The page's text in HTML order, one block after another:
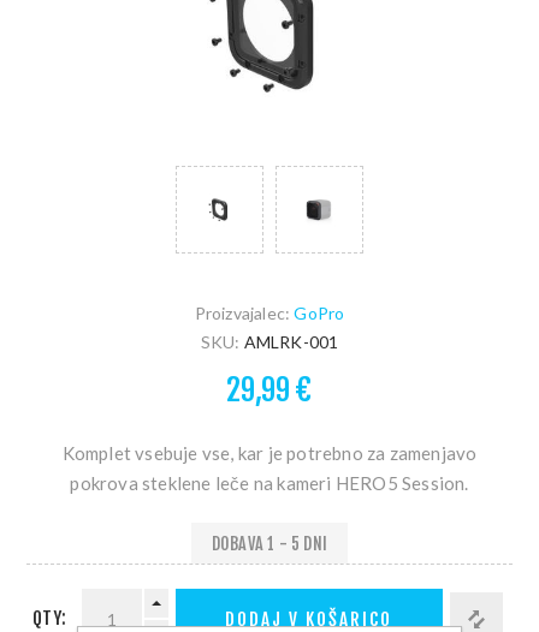
Proizvajalec: GoPro
SKU: AMLRK-001
29,99 €
Komplet vsebuje vse, kar je potrebno za zamenjavo
pokrova steklene leče na kameri HERO5 Session.
DOBAVA 1 - 5 DNI
QTY: DODAJ V KOŠARICO